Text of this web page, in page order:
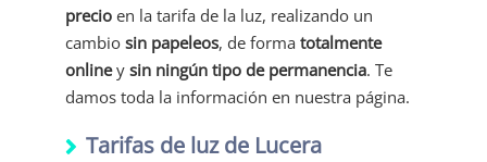
precio en la tarifa de la luz, realizando un
cambio sin papeleos, de forma totalmente
onliney sin ningún tipo de permanencia. Te
damos toda la información en nuestra página.
Tarifas de luz de Lucera